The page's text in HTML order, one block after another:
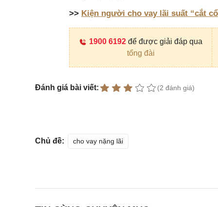
>> Kiện người cho vay lãi suất “cắt
1900 6192 để được giải đáp qua
tổng đài
Đánh giá bài viết: (2 đánh giá)
Chủ đề: cho vay nặng lãi